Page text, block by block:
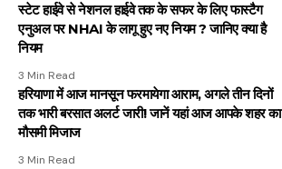
स्टेट हाईवे से नेशनल हाईवे तक के सफर के लिए फास्टैग
एनुअल पर NHAI के लागू हुए नए नियम ? जानिए क्या है
नियम
3 Min Read
हरियाणा में आज मानसून फरमायेगा आराम, अगले तीन दिनों
तक भारी बरसात अलर्ट जारी! जानें यहां आज आपके शहर का
मौसमी मिजाज
3 Min Read